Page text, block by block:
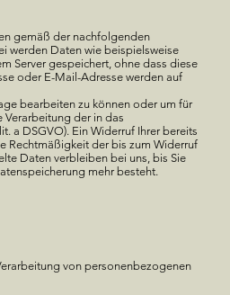
gemäß der nachfolgenden
werden Daten wie beispielsweise
Server gespeichert, ohne dass diese
oder E-Mail-Adresse werden auf
bearbeiten zu können oder um für
der in das
a DSGVO). Ein Widerruf Ihrer bereits
Rechtmäßigkeit der bis zum Widerruf
Daten verbleiben bei uns, bis Sie
mehr besteht.
von personenbezogenen